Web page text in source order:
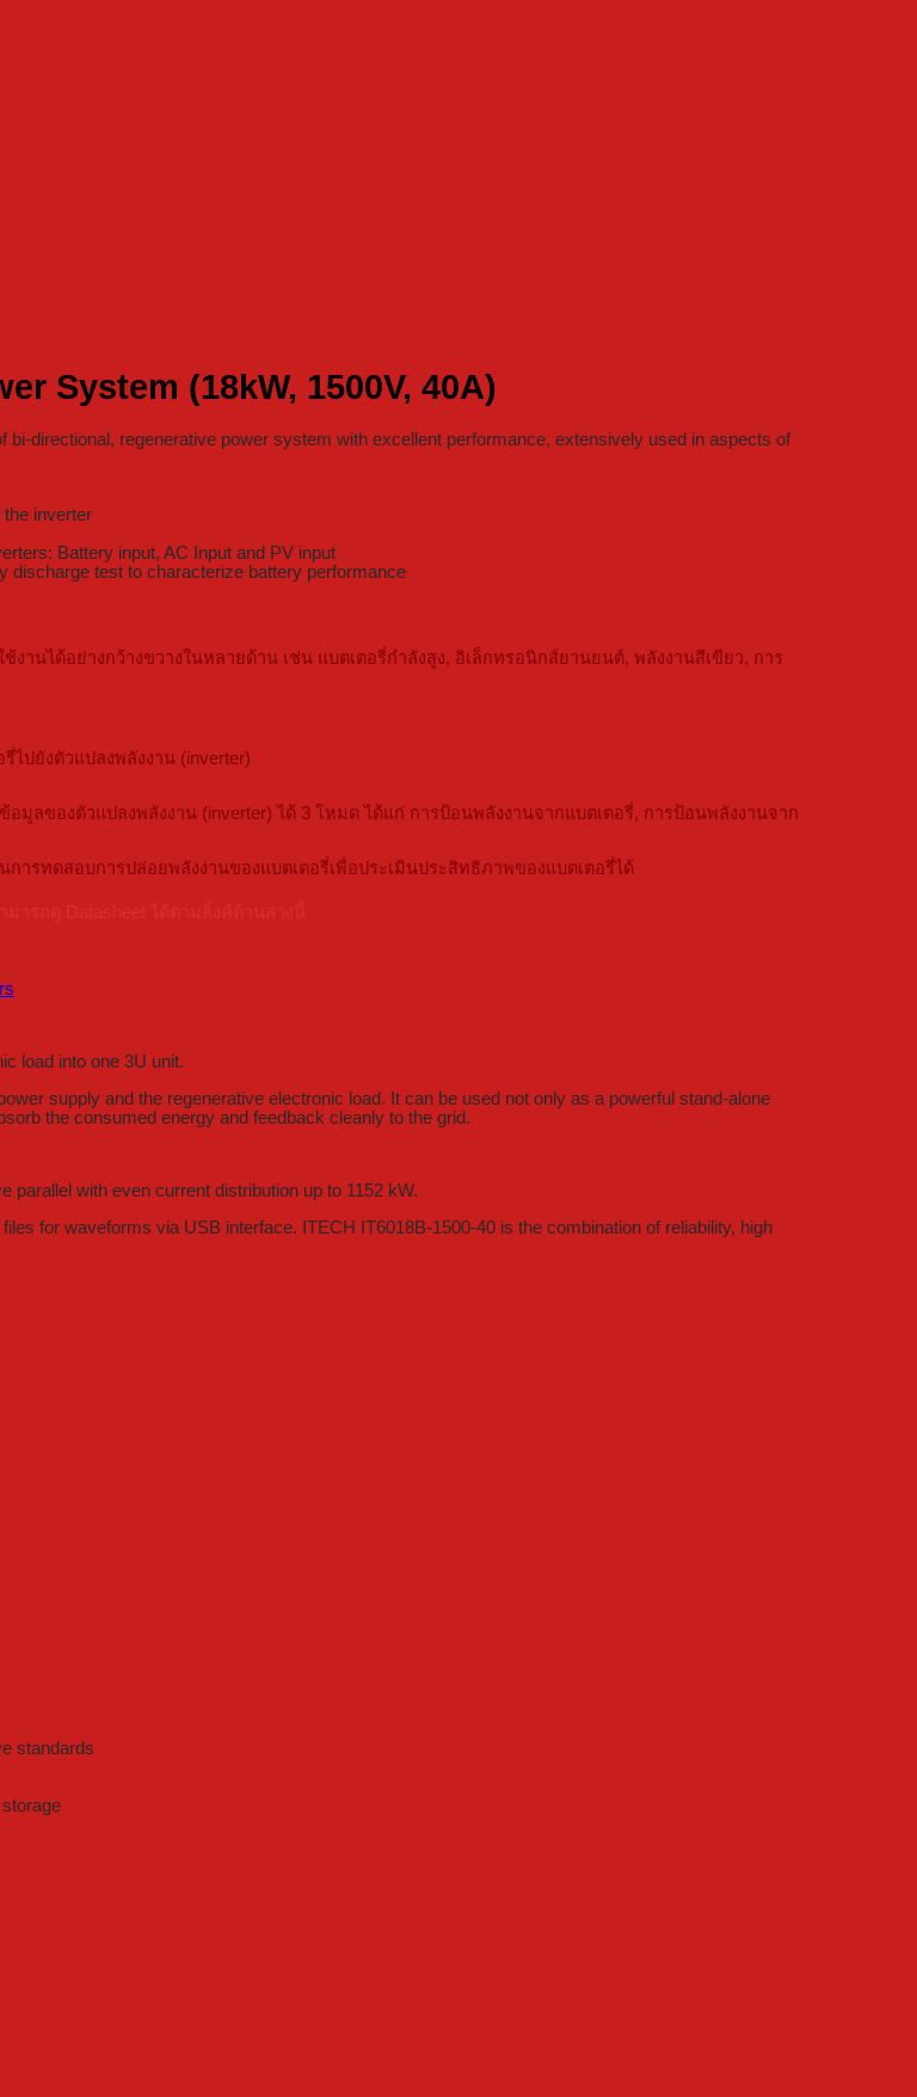
System (18kW, 1500V, 40A)
directional, regenerative power system with excellent performance, extensively used in aspects of
the inverter
Battery input, AC Input and PV input
discharge test to characterize battery performance
านได้อย่างกว้างขวางในหลายด้าน เช่น แบตเตอรี่กำลังสูง, อิเล็กทรอนิกส์ยานยนต์, พลังงานสีเขียว, การ
ไปยังตัวแปลงพลังงาน (inverter)
มูลของตัวแปลงพลังงาน (inverter) ได้ 3 โหมด ได้แก่ การป้อนพลังงานจากแบตเตอรี่, การป้อนพลังงานจาก
ารทดสอบการปล่อยพลังงานของแบตเตอรี่เพื่อประเมินประสิทธิภาพของแบตเตอรี่ได้
load into one 3U unit.
supply and the regenerative electronic load. It can be used not only as a powerful stand-alone
the consumed energy and feedback cleanly to the grid.
parallel with even current distribution up to 1152 kW.
for waveforms via USB interface. ITECH IT6018B-1500-40 is the combination of reliability, high
standards